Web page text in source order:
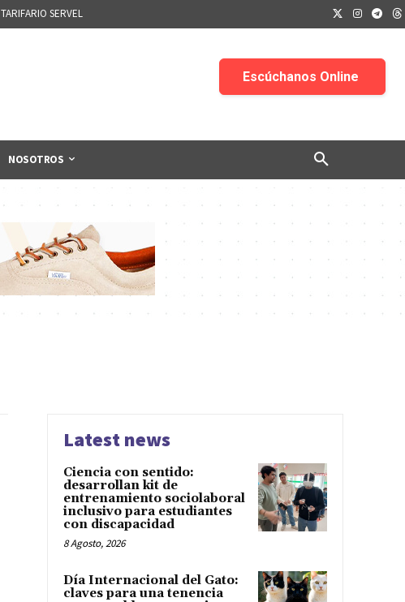
TARIFARIO SERVEL
NOSOTROS
Latest news
Ciencia con sentido:
desarrollan kit de
entrenamiento sociolaboral
inclusivo para estudiantes
con discapacidad
8 Agosto, 2026
Día Internacional del Gato:
claves para una tenencia